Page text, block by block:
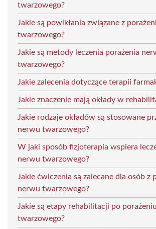
twarzowego?
Jakie są powikłania związane z
twarzowego?
Jakie są metody leczenia porażenia
twarzowego?
Jakie zalecenia dotyczące terapii
Jakie znaczenie mają okłady w
Jakie rodzaje okładów są stosowane
nerwu twarzowego?
W jaki sposób fizjoterapia wspiera
nerwu twarzowego?
Jakie ćwiczenia są zalecane dla osób z
nerwu twarzowego?
Jakie są etapy rehabilitacji po
twarzowego?